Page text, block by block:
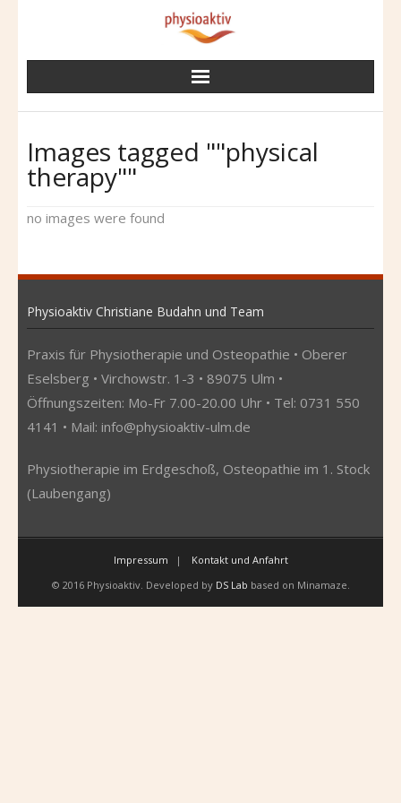
Images tagged ""physical
therapy""
no images were found
Physioaktiv Christiane Budahn und Team
Praxis für Physiotherapie und Osteopathie • Oberer
Eselsberg • Virchowstr. 1-3 • 89075 Ulm •
Öffnungszeiten: Mo-Fr 7.00-20.00 Uhr • Tel: 0731 550
4141 • Mail: info@physioaktiv-ulm.de
Physiotherapie im Erdgeschoß, Osteopathie im 1. Stock
(Laubengang)
Impressum
Kontakt und Anfahrt
© 2016 Physioaktiv. Developed by DS Lab based on Minamaze.